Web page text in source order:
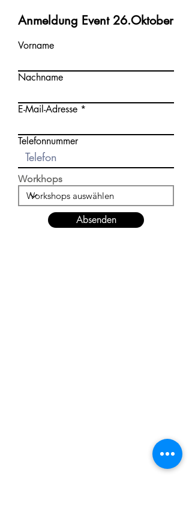
Anmeldung Event 26.Oktober
Vorname
Nachname
E-Mail-Adresse
Telefonnummer
Workhops
Absenden